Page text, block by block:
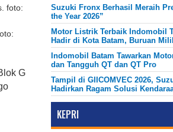
G
Suzuki Fronx Berhasil Meraih
the Year 2026”
Motor Listrik Terbaik Indomobil
Hadir di Kota Batam, Buruan
Indomobil Batam Tawarkan
dan Tangguh QT dan QT Pro
Tampil di GIICOMVEC 2026,
Hadirkan Ragam Solusi
KEPRI